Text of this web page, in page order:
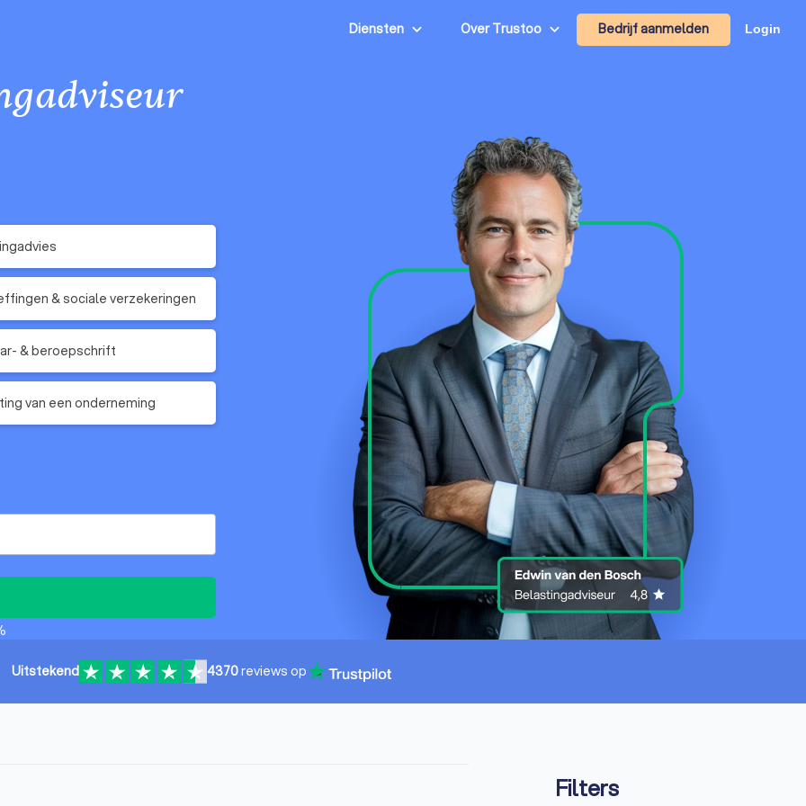
Diensten Over Trustoo Bedrijf aanmelden Login
& sociale verzekeringen
& beroepschrift
van een onderneming
Uitstekend 4370reviews op
Filters